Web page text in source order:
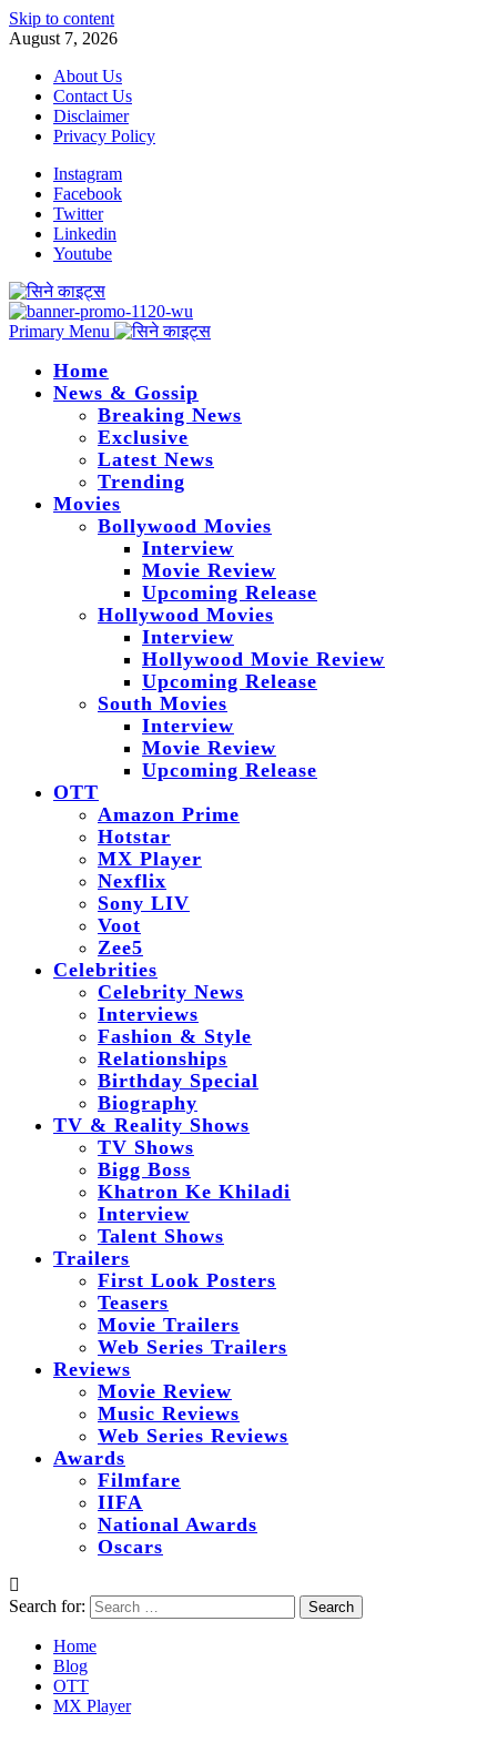
Skip to content
August 7, 2026
About Us
Contact Us
Disclaimer
Privacy Policy
Instagram
Facebook
Twitter
Linkedin
Youtube
Primary Menu
Home
News & Gossip
Breaking News
Exclusive
Latest News
Trending
Movies
Bollywood Movies
Interview
Movie Review
Upcoming Release
Hollywood Movies
Interview
Hollywood Movie Review
Upcoming Release
South Movies
Interview
Movie Review
Upcoming Release
OTT
Amazon Prime
Hotstar
MX Player
Nexflix
Sony LIV
Voot
Zee5
Celebrities
Celebrity News
Interviews
Fashion & Style
Relationships
Birthday Special
Biography
TV & Reality Shows
TV Shows
Bigg Boss
Khatron Ke Khiladi
Interview
Talent Shows
Trailers
First Look Posters
Teasers
Movie Trailers
Web Series Trailers
Reviews
Movie Review
Music Reviews
Web Series Reviews
Awards
Filmfare
IIFA
National Awards
Oscars
Search for:
Home
Blog
OTT
MX Player